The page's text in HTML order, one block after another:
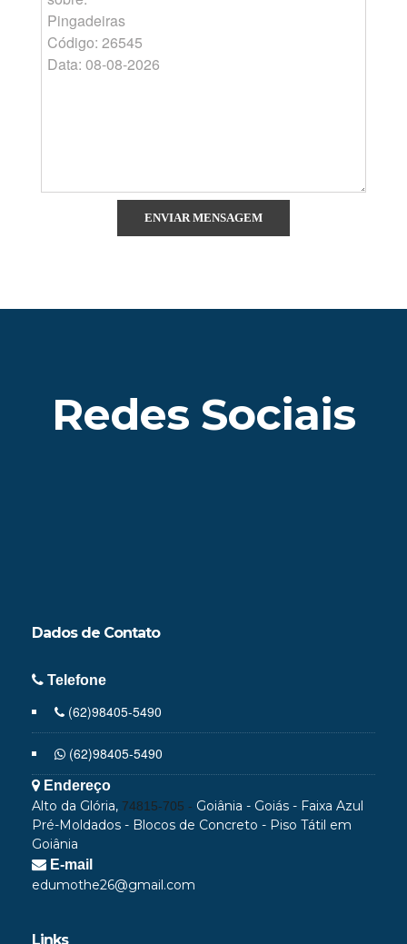
Redes Sociais
Dados de Contato
Telefone
(62)98405-5490
(62)98405-5490
Endereço
Alto da Glória, 74815-705 - Goiânia - Goiás - Faixa Azul
Pré-Moldados - Blocos de Concreto - Piso Tátil em
Goiânia
E-mail
edumothe26@gmail.com
Links